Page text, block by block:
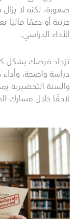
صعوبة، لكنه لا
جزئية أو دعمًا
الأداء الدراسي.
تزداد فرصك بشكل
دراسة واضحة، وأداء
والسنة
لاحقًا خلال مسارك